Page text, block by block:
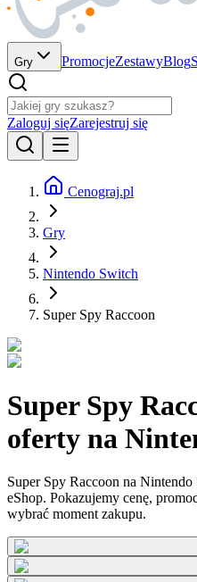
Gry PromocjeZestawyBlog
Zaloguj sięZarejestruj się
Cenograj.pl
Gry
Nintendo Switch
Super Spy Raccoon
Super Spy
oferty na
Super Spy Raccoon na
eShop. Pokazujemy cenę,
wybrać moment zakupu.